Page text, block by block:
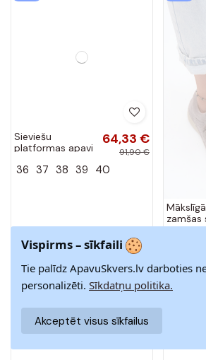
no mākslīgās
zamšā smilšu
krāsā Luna
36 37 38 39 40
zamšas
apavi
-30% -30%
Vispirms – sīkfaili
Tie palīdz ApavuSkvers.lv darboties
personalizēti. Sīkdatņu politika.
Akceptēt visus sīkfailus